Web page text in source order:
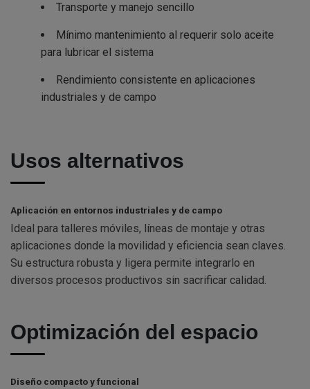
Transporte y manejo sencillo
Mínimo mantenimiento al requerir solo aceite
para lubricar el sistema
Rendimiento consistente en aplicaciones
industriales y de campo
Usos alternativos
Aplicación en entornos industriales y de campo
Ideal para talleres móviles, líneas de montaje y otras
aplicaciones donde la movilidad y eficiencia sean claves.
Su estructura robusta y ligera permite integrarlo en
diversos procesos productivos sin sacrificar calidad.
Optimización del espacio
Diseño compacto y funcional